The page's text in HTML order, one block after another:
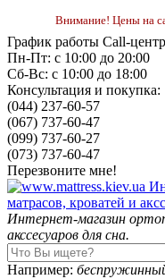
Внимание! Цены на
График работы Call-
Пн-Пт: с 10:00 до 20:00
Сб-Вс: с 10:00 до 18:00
Консультация и покупка:
(044) 237-60-57
(067) 737-60-47
(099) 737-60-27
(073) 737-60-47
Перезвоните мне!
Интернет-магазин
акссесуаров для сна.
Например: